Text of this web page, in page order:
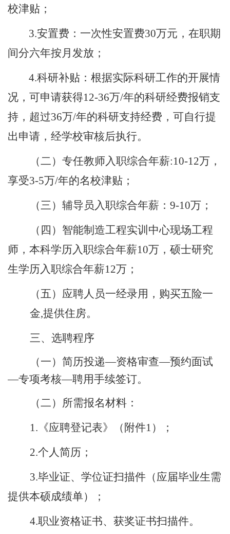
校津贴；
3.安置费：一次性安置费30万元，在职期
间分六年按月发放；
4.科研补贴：根据实际科研工作的开展情
况，可申请获得12-36万/年的科研经费报销支
持，超过36万/年的科研支持经费，可自行提
出申请，经学校审核后执行。
（二）专任教师入职综合年薪:10-12万，
享受3-5万/年的名校津贴；
（三）辅导员入职综合年薪： 9-10万；
（四）智能制造工程实训中心现场工程
师，本科学历入职综合年薪10万，硕士研究
生学历入职综合年薪12万；
（五） 应聘人员一经录用， 购买五险一
金,提供住房。
三、 选聘程序
（一）简历投递—资格审查—预约面试
—专项考核—聘用手续签订。
（二） 所需报名材料：
1. 《应聘登记表》 （ 附件1）
；
2.个人简历；
3.毕业证、学位证扫描件（应届毕业生需
提供本硕成绩单）；
4.职业资格证书、获奖证书扫描件。